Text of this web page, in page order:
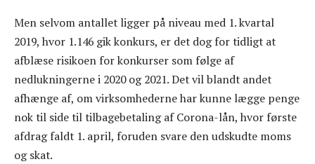
Men selvom antallet ligger på niveau med 1. kvartal
2019, hvor 1.146 gik konkurs, er det dog for tidligt at
afblæse risikoen for konkurser som følge af
nedlukningerne i 2020 og 2021. Det vil blandt andet
afhænge af, om virksomhederne har kunne lægge penge
nok til side til tilbagebetaling af Corona-lån, hvor første
afdrag faldt 1. april, foruden svare den udskudte moms
og skat.